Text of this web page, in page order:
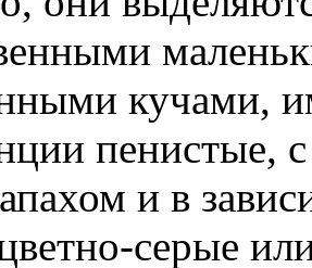
кучами,
пенистые,
и в
серые